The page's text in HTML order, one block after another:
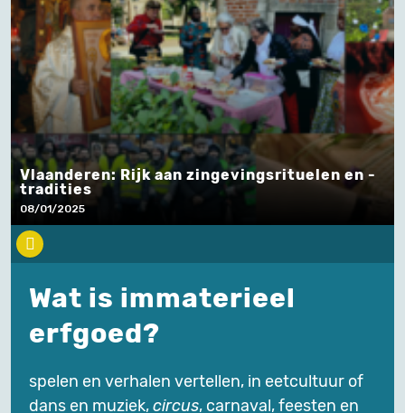
Vlaanderen: Rijk aan zingevingsrituelen en -
tradities
08/01/2025
Wat is immaterieel
erfgoed?
spelen en verhalen vertellen, in eetcultuur of
dans en muziek,circus, carnaval, feesten en